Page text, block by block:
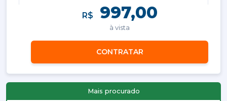
R$ 997,00
à vista
CONTRATAR
Mais procurado